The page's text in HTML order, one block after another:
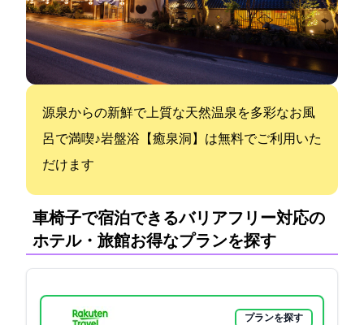
源泉からの新鮮で上質な天然温泉を多彩なお風
呂で満喫♪岩盤浴【癒泉洞】は無料でご利用いた
だけます
車椅子で宿泊できるバリアフリー対応の
ホテル・旅館:お得なプランを探す
プランを探す